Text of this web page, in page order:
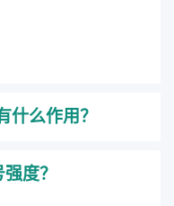
么作用？
度？